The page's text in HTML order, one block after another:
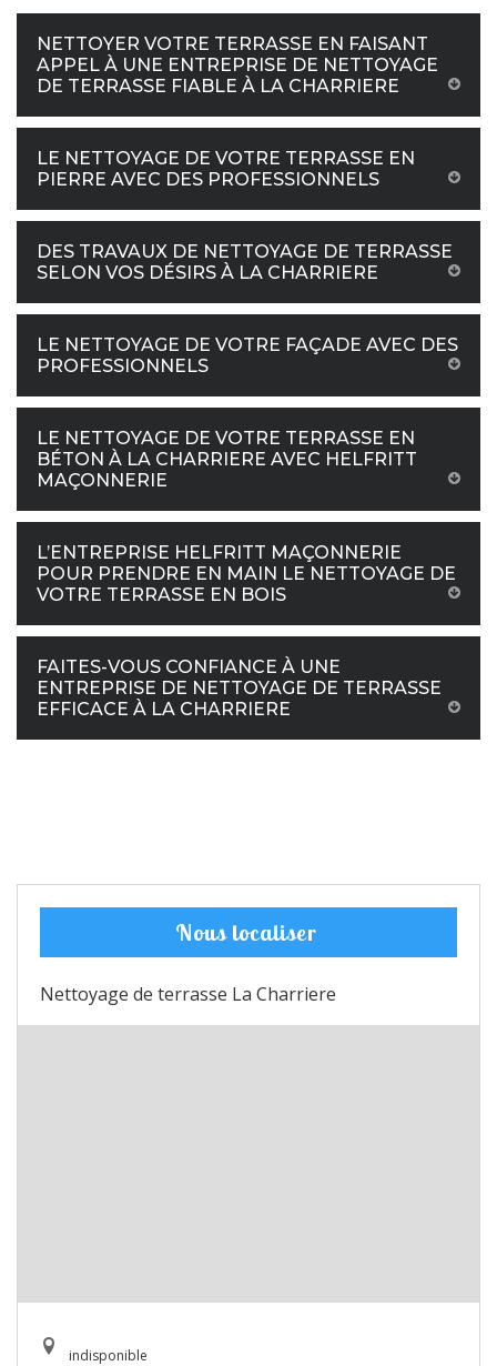
NETTOYER VOTRE TERRASSE EN FAISANT
APPEL À UNE ENTREPRISE DE NETTOYAGE
DE TERRASSE FIABLE À LA CHARRIERE
LE NETTOYAGE DE VOTRE TERRASSE EN
PIERRE AVEC DES PROFESSIONNELS
DES TRAVAUX DE NETTOYAGE DE TERRASSE
SELON VOS DÉSIRS À LA CHARRIERE
LE NETTOYAGE DE VOTRE FAÇADE AVEC DES
PROFESSIONNELS
LE NETTOYAGE DE VOTRE TERRASSE EN
BÉTON À LA CHARRIERE AVEC HELFRITT
MAÇONNERIE
L’ENTREPRISE HELFRITT MAÇONNERIE
POUR PRENDRE EN MAIN LE NETTOYAGE DE
VOTRE TERRASSE EN BOIS
FAITES-VOUS CONFIANCE À UNE
ENTREPRISE DE NETTOYAGE DE TERRASSE
EFFICACE À LA CHARRIERE
Nous localiser
Nettoyage de terrasse La Charriere
indisponible